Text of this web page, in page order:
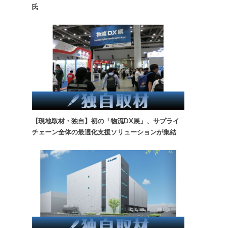
氏
【現地取材・独自】初の「物流DX展」、サプライ
チェーン全体の最適化支援ソリューションが集結